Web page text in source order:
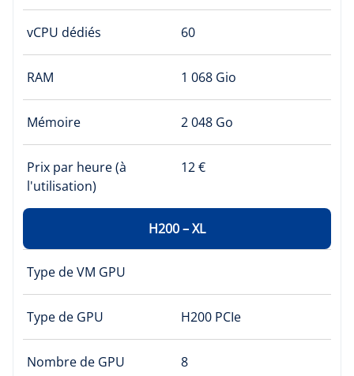
vCPU dédiés 60
RAM 1 068 Gio
Mémoire 2 048 Go
Prix par heure (à
l'utilisation)
12 €
H200 – XL
Type de VM GPU
Type de GPU H200 PCIe
Nombre de GPU 8